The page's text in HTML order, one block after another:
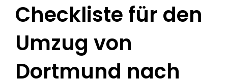
Checkliste für den
Umzug von
Dortmund nach